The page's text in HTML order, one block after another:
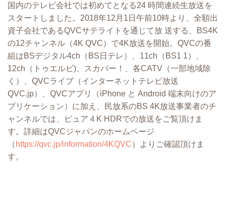
国内のテレビ会社では初めてとなる24 時間連続⽣放送を
スタートしました。2018年12⽉1⽇午前10時より、全額出
資⼦会社であるQVCサテライトを通じて放 送する、BS4K
の12チャンネル（4K QVC）で4K放送を開始。QVCの番
組はBSデジタル4ch（BS⽇テレ）、11ch（BS1 1）、
12ch（トゥエルビ)、スカパー！、各CATV（⼀部地域除
く）、QVCライブ（インターネットテレビ放送
QVC.jp）、QVCアプリ（iPhone と Android 端末向けのア
プリケーション）に加え、⺠放系のBS 4K放送事業者のチ
ャンネルでは、ピュア４K HDRでの放送をご覧頂けま
す。詳細はQVCジャパンのホームページ
（ https://qvc.jp/information/4KQVC）よりご確認頂けま
す。